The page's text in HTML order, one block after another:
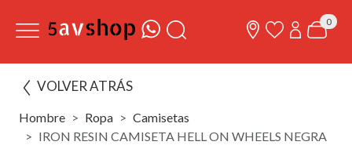
0
VOLVER ATRÁS
Hombre Ropa
Camisetas
IRON RESIN CAMISETA HELL ON WHEELS NEGRA